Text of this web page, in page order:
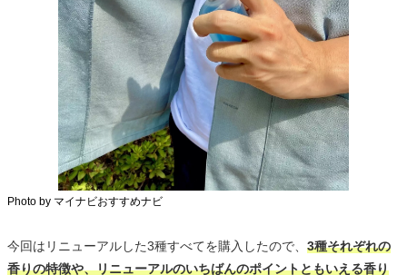
Photo by マイナビおすすめナビ
今回はリニューアルした3種すべてを購入したので、 3種それぞれの
香りの特徴や、リニューアルのいちばんのポイントともいえる香り